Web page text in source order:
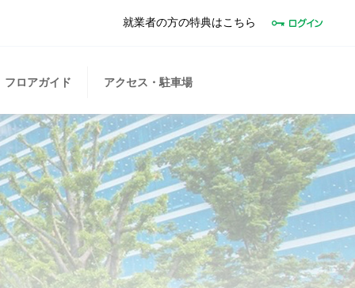
就業者の方の特典はこちら
フロアガイド アクセス・駐車場